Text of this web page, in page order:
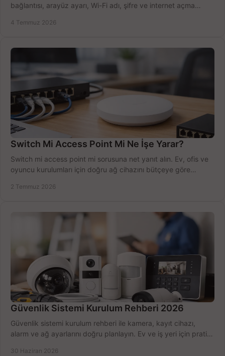
bağlantısı, arayüz ayarı, Wi-Fi adı, şifre ve internet açma
4 Temmuz 2026
Switch Mi Access Point Mi Ne İşe Yarar?
Switch mi access point mi sorusuna net yanıt alın. Ev, ofis ve
oyuncu kurulumları için doğru ağ cihazını bütçeye göre
2 Temmuz 2026
Güvenlik Sistemi Kurulum Rehberi 2026
Güvenlik sistemi kurulum rehberi ile kamera, kayıt cihazı,
alarm ve ağ ayarlarını doğru planlayın. Ev ve iş yeri için pratik
30 Haziran 2026